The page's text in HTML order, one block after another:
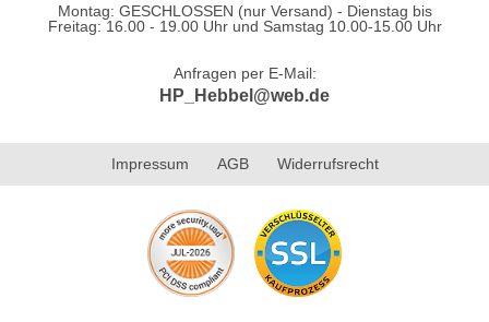
Montag: GESCHLOSSEN (nur Versand) - Dienstag bis
Freitag: 16.00 - 19.00 Uhr und Samstag 10.00-15.00 Uhr
Anfragen per E-Mail:
HP_Hebbel@web.de
Impressum AGB Widerrufsrecht